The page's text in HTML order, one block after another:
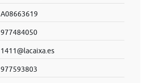
A08663619
977484050
1411@lacaixa.es
977593803